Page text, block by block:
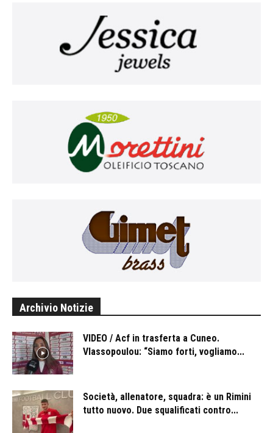
Archivio Notizie
VIDEO / Acf in trasferta a Cuneo.
Vlassopoulou: “Siamo forti, vogliamo...
Società, allenatore, squadra: è un Rimini
tutto nuovo. Due squalificati contro...